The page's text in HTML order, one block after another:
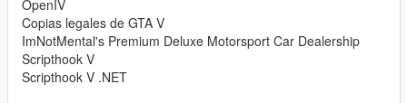
OpenIV
Copias legales de GTA V
ImNotMental's Premium Deluxe Motorsport Car Dealership
Scripthook V
Scripthook V .NET